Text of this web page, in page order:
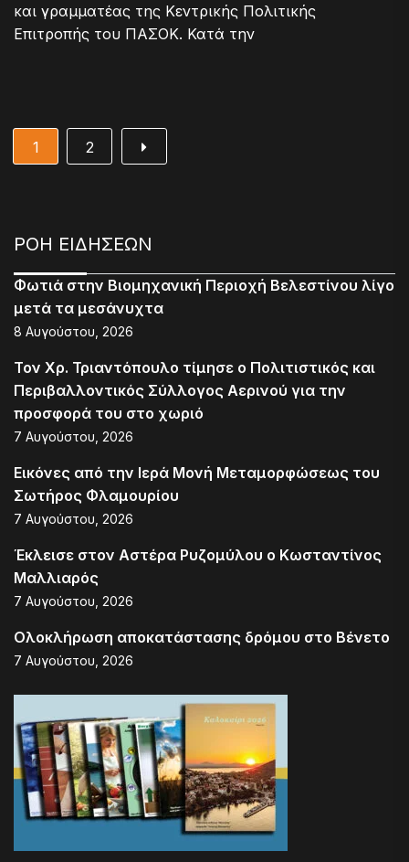
και γραμματέας της Κεντρικής Πολιτικής
Επιτροπής του ΠΑΣΟΚ. Κατά την
1 2
ΡΟΗ ΕΙΔΗΣΕΩΝ
Φωτιά στην Βιομηχανική Περιοχή Βελεστίνου λίγο
μετά τα μεσάνυχτα
8 Αυγούστου, 2026
Τον Χρ. Τριαντόπουλο τίμησε ο Πολιτιστικός και
Περιβαλλοντικός Σύλλογος Αερινού για την
προσφορά του στο χωριό
7 Αυγούστου, 2026
Εικόνες από την Ιερά Μονή Μεταμορφώσεως του
Σωτήρος Φλαμουρίου
7 Αυγούστου, 2026
Έκλεισε στον Αστέρα Ρυζομύλου ο Κωσταντίνος
Μαλλιαρός
7 Αυγούστου, 2026
Ολοκλήρωση αποκατάστασης δρόμου στο Βένετο
7 Αυγούστου, 2026